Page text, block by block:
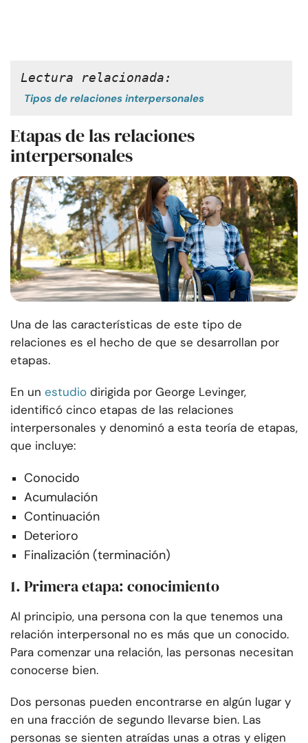
Lectura relacionada:
Tipos de relaciones interpersonales
Etapas de las relaciones
interpersonales
Una de las características de este tipo de
relaciones es el hecho de que se desarrollan por
etapas.
En un estudio dirigida por George Levinger,
identificó cinco etapas de las relaciones
interpersonales y denominó a esta teoría de etapas,
que incluye:
Conocido
Acumulación
Continuación
Deterioro
Finalización (terminación)
1. Primera etapa: conocimiento
Al principio, una persona con la que tenemos una
relación interpersonal no es más que un conocido.
Para comenzar una relación, las personas necesitan
conocerse bien.
Dos personas pueden encontrarse en algún lugar y
en una fracción de segundo llevarse bien. Las
personas se sienten atraídas unas a otras y eligen